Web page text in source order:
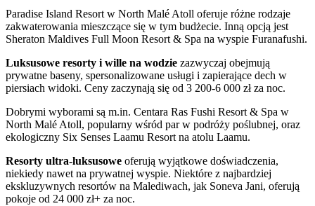
Paradise Island Resort w North Malé Atoll oferuje różne rodzaje
zakwaterowania mieszczące się w tym budżecie. Inną opcją jest
Sheraton Maldives Full Moon Resort & Spa na wyspie Furanafushi.
Luksusowe resorty i wille na wodzie zazwyczaj obejmują
prywatne baseny, spersonalizowane usługi i zapierające dech w
piersiach widoki. Ceny zaczynają się od 3 200-6 000 zł za noc.
Dobrymi wyborami są m.in. Centara Ras Fushi Resort & Spa w
North Malé Atoll, popularny wśród par w podróży poślubnej, oraz
ekologiczny Six Senses Laamu Resort na atolu Laamu.
Resorty ultra-luksusowe oferują wyjątkowe doświadczenia,
niekiedy nawet na prywatnej wyspie. Niektóre z najbardziej
ekskluzywnych resortów na Malediwach, jak Soneva Jani, oferują
pokoje od 24 000 zł+ za noc.